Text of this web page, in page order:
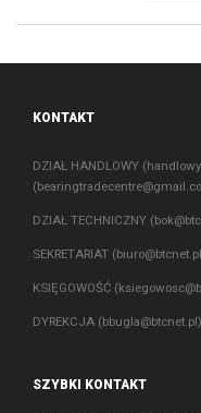
KONTAKT
DZIAŁ HANDLOWY (
(
DZIAŁ TECHNICZNY (
SEKRETARIAT (biuro@btcnet.pl
KSIĘGOWOŚĆ (
DYREKCJA (bbugla@btcnet.pl)
SZYBKI KONTAKT